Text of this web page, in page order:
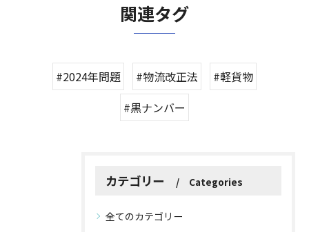
関連タグ
#2024年問題 #物流改正法
#軽貨物
#黒ナンバー
カテゴリー Categories
全てのカテゴリー